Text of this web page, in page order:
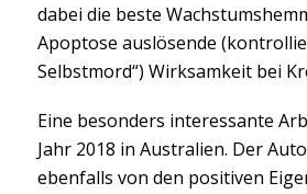
dabei die beste
Apoptose auslösende
Selbstmord“) Wirksamkeit bei
Eine besonders interessante
Jahr 2018 in Australien. Der
ebenfalls von den positiven